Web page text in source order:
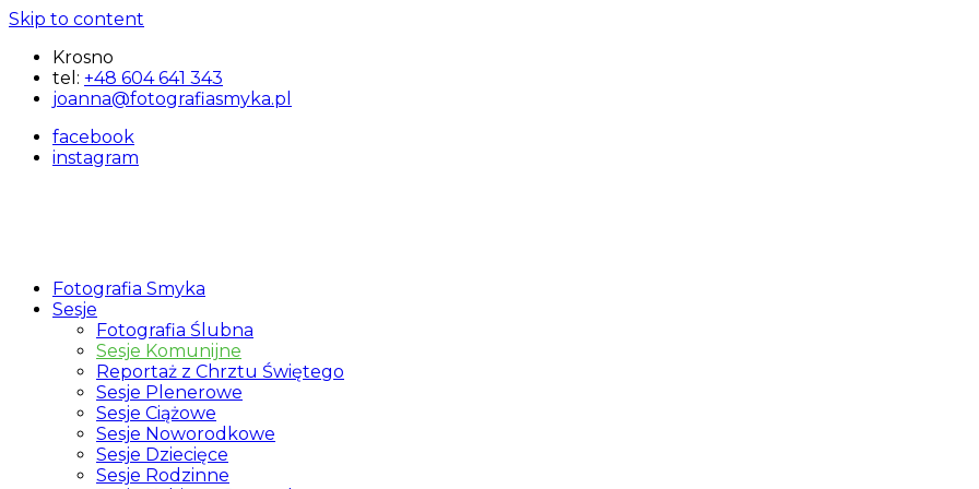
Skip to content
Krosno
tel: +48 604 641 343
joanna@fotografiasmyka.pl
facebook
instagram
Fotografia
Fotograf
Urbanek
Fotografia Smyka
Sesje
Fotografia Ślubna
Sesje Komunijne
Reportaż z Chrztu Świętego
Sesje Plenerowe
Sesje Ciążowe
Sesje Noworodkowe
Sesje Dziecięce
Sesje Rodzinne